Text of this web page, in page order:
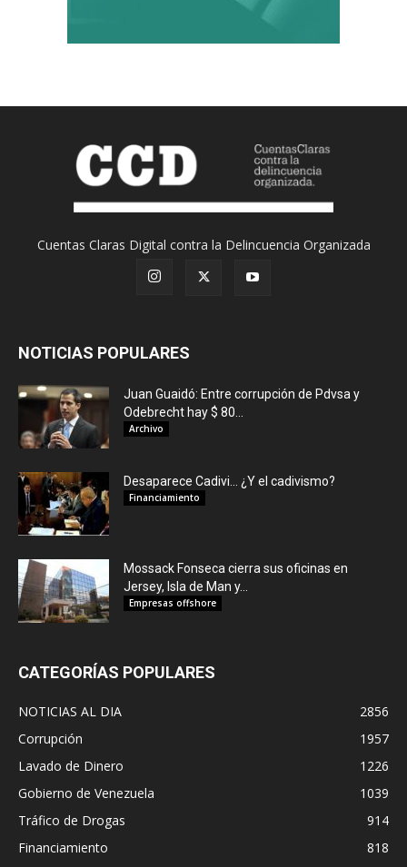
Cuentas Claras Digital contra la Delincuencia Organizada
NOTICIAS POPULARES
Juan Guaidó: Entre corrupción de Pdvsa y
Odebrecht hay $ 80...
Archivo
Desaparece Cadivi… ¿Y el cadivismo?
Financiamiento
Mossack Fonseca cierra sus oficinas en
Jersey, Isla de Man y...
Empresas offshore
CATEGORÍAS POPULARES
NOTICIAS AL DIA
2856
Corrupción
1957
Lavado de Dinero
1226
Gobierno de Venezuela
1039
Tráfico de Drogas
914
Financiamiento
818